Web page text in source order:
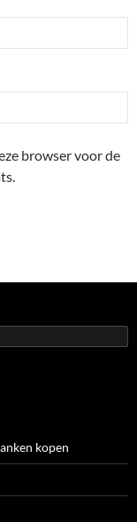
browser voor de
kopen